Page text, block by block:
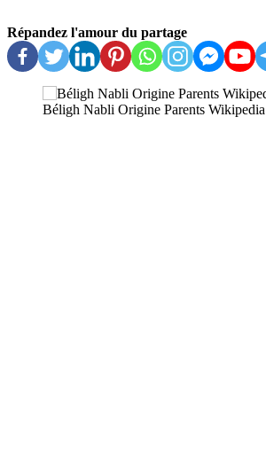
Répandez l'amour du partage
Béligh Nabli Origine Parents Wikipedia